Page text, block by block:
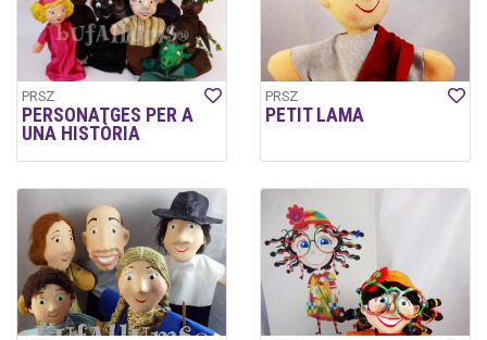
PRSZ
PERSONATGES PER A
UNA HISTÒRIA
PRSZ
PETIT LAMA